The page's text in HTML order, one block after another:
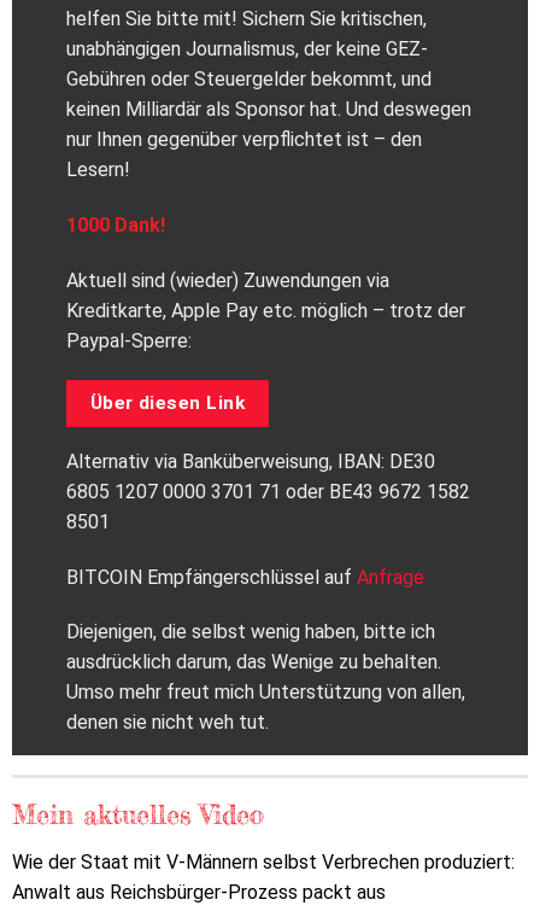
helfen Sie bitte mit! Sichern Sie kritischen,
unabhängigen Journalismus, der keine GEZ-
Gebühren oder Steuergelder bekommt, und
keinen Milliardär als Sponsor hat. Und deswegen
nur Ihnen gegenüber verpflichtet ist – den
Lesern!
1000 Dank!
Aktuell sind (wieder) Zuwendungen via
Kreditkarte, Apple Pay etc. möglich – trotz der
Paypal-Sperre:
Über diesen Link
Alternativ via Banküberweisung, IBAN: DE30
6805 1207 0000 3701 71 oder BE43 9672 1582
8501
BITCOIN Empfängerschlüssel auf Anfrage
Diejenigen, die selbst wenig haben, bitte ich
ausdrücklich darum, das Wenige zu behalten.
Umso mehr freut mich Unterstützung von allen,
denen sie nicht weh tut.
Mein aktuelles Video
Wie der Staat mit V-Männern selbst Verbrechen produziert:
Anwalt aus Reichsbürger-Prozess packt aus